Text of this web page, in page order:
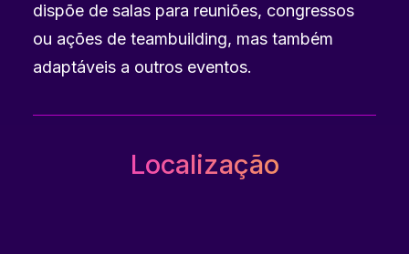
dispõe de salas para reuniões, congressos
ou ações de teambuilding, mas também
adaptáveis a outros eventos.
Localização